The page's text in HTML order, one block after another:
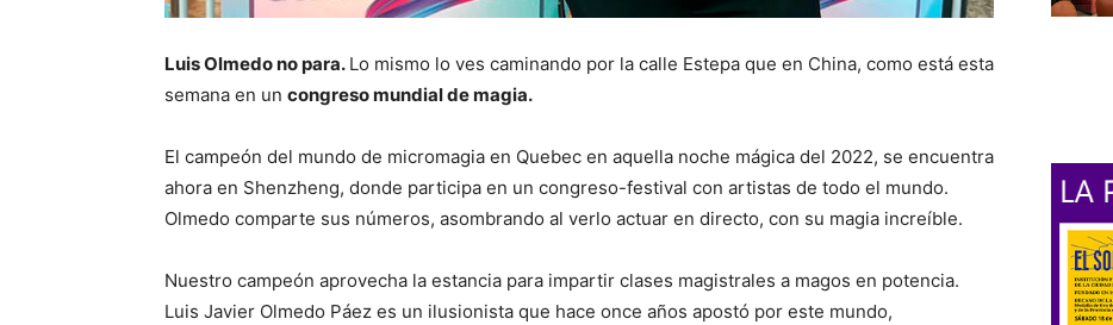
Luis Olmedo no para. Lo mismo lo ves caminando por la calle Estepa que en China, como está esta
semana en un congreso mundial de magia.
El campeón del mundo de micromagia en Quebec en aquella noche mágica del 2022, se encuentra
ahora en Shenzheng, donde participa en un congreso-festival con artistas de todo el mundo.
Olmedo comparte sus números, asombrando al verlo actuar en directo, con su magia increíble.
Nuestro campeón aprovecha la estancia para impartir clases magistrales a magos en potencia.
Luis Javier Olmedo Páez es un ilusionista que hace once años apostó por este mundo,